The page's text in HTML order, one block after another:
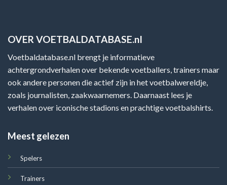
OVER VOETBALDATABASE.nl
Voetbaldatabase.nl brengt je informatieve
achtergrondverhalen over bekende voetballers, trainers maar
ook andere personen die actief zijn in het voetbalwereldje,
zoals journalisten, zaakwaarnemers. Daarnaast lees je
verhalen over iconische stadions en prachtige voetbalshirts.
Meest gelezen
Spelers
Trainers